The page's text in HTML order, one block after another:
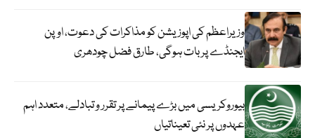
وزیراعظم کی اپوزیشن کو مذاکرات کی دعوت، اوپن
ایجنڈے پر بات ہوگی، طارق فضل چودھری
بیوروکریسی میں بڑے پیمانے پر تقرر و تبادلے، متعدد اہم
عہدوں پر نئی تعیناتیاں